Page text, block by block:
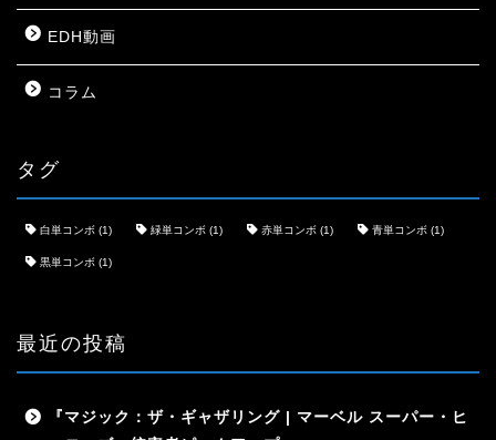
EDH動画
コラム
タグ
白単コンボ (1) 緑単コンボ (1) 赤単コンボ (1) 青単コンボ (1)
黒単コンボ (1)
最近の投稿
『マジック：ザ・ギャザリング | マーベル スーパー・ヒ